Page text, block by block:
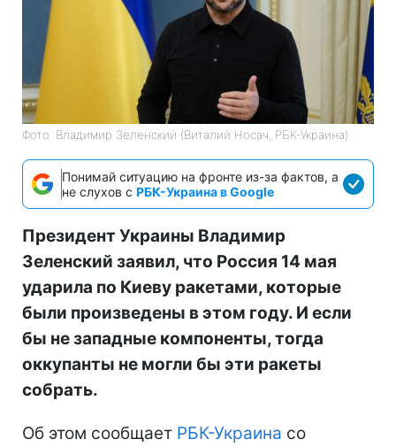
Фото: Владимир Зеленский (Виталий Носач, РБК-Украина)
Понимай ситуацию на фронте из-за фактов, а
не слухов с РБК-Украина в Google
Президент Украины Владимир
Зеленский заявил, что Россия 14 мая
ударила по Киеву ракетами, которые
были произведены в этом году. И если
бы не западные компоненты, тогда
оккупанты не могли бы эти ракеты
собрать.
Об этом сообщает РБК-Украина со